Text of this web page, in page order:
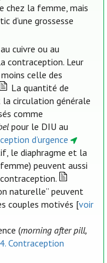
chez la femme, mais
d’une grossesse
cuivre ou au
contraception. Leur
celle des
La quantité de
circulation générale
comme
pour le DIU au
d’urgence
le diaphragme et la
peuvent aussi
naturelle” peuvent
couples motivés [voir
(morning after pill,
Contraception